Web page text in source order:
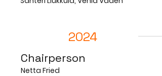
2024
Chairperson
Netta Fried